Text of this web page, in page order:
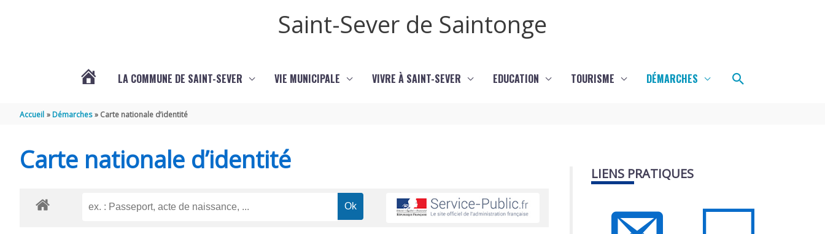
Saint-Sever de Saintonge
LA COMMUNE DE SAINT-SEVER VIE MUNICIPALE VIVRE À SAINT-SEVER EDUCATION TOURISME DÉMARCHES Rechercher
Accueil Démarches Carte nationale d’identité
Carte nationale d’identité LIENS PRATIQUES